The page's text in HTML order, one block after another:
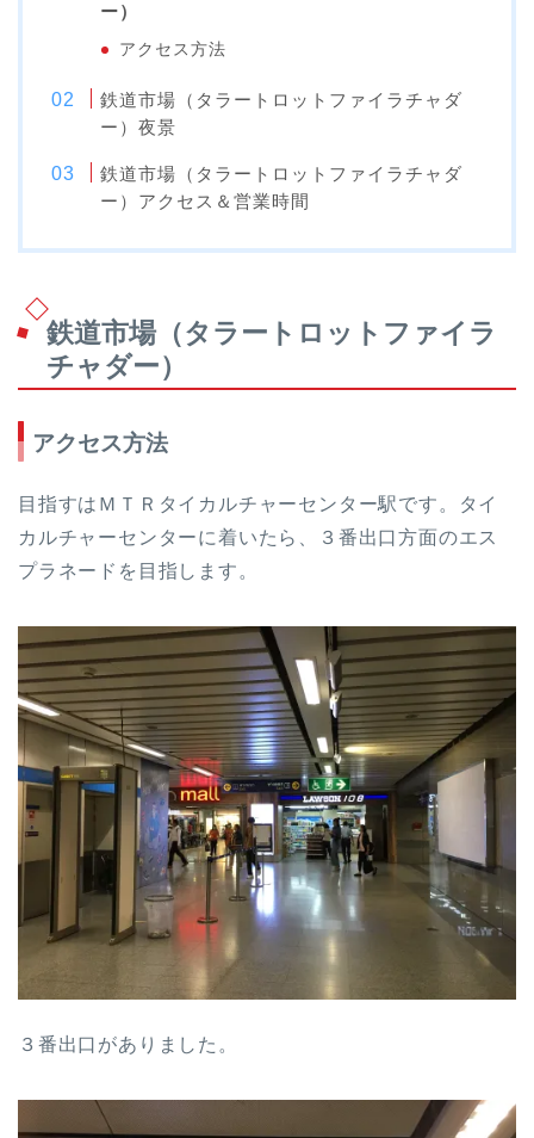
ー）
アクセス方法
鉄道市場（タラートロットファイラチャダ
ー）夜景
鉄道市場（タラートロットファイラチャダ
ー）アクセス＆営業時間
鉄道市場（タラートロットファイラ
チャダー）
アクセス方法
目指すはＭＴＲタイカルチャーセンター駅です。タイ
カルチャーセンターに着いたら、３番出口方面のエス
プラネードを目指します。
３番出口がありました。